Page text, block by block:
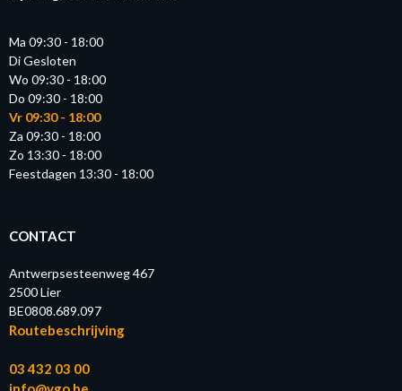
Ma 09:30 - 18:00
Di Gesloten
Wo 09:30 - 18:00
Do 09:30 - 18:00
Vr 09:30 - 18:00
Za 09:30 - 18:00
Zo 13:30 - 18:00
Feestdagen 13:30 - 18:00
CONTACT
Antwerpsesteenweg 467
2500 Lier
BE0808.689.097
Routebeschrijving
03 432 03 00